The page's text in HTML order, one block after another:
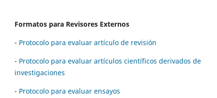
Formatos para Revisores Externos
- Protocolo para evaluar artículo de revisión
- Protocolo para evaluar artículos científicos derivados de
investigaciones
- Protocolo para evaluar ensayos